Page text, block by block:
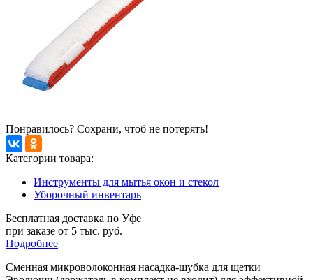
Понравилось? Сохрани, чтоб не потерять!
Категории товара:
Инструменты для мытья окон и стекол
Уборочный инвентарь
Бесплатная доставка по Уфе
при заказе от 5 тыс. руб.
Подробнее
Сменная микроволоконная насадка-шубка для щетки